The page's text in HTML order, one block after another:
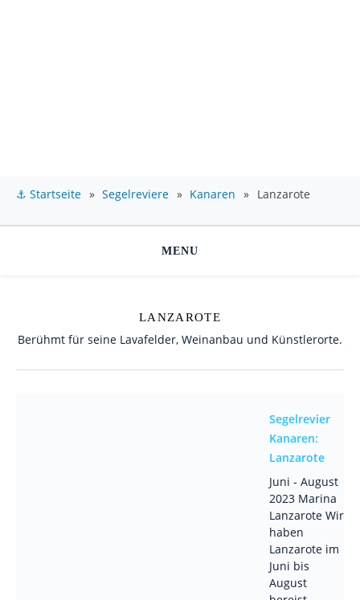
⚓ Startseite » Segelreviere » Kanaren » Lanzarote
MENU
LANZAROTE
Berühmt für seine Lavafelder, Weinanbau und Künstlerorte.
Segelrevier
Kanaren:
Lanzarote
Juni - August
2023 Marina
Lanzarote Wir
haben
Lanzarote im
Juni bis
August